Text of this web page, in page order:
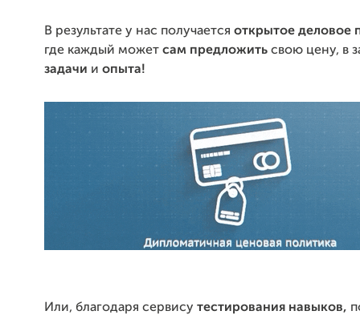
В результате у нас получается открытое деловое
где каждый может сам предложить свою цену, в
задачи и опыта!
Или, благодаря сервису тестирования навыков,